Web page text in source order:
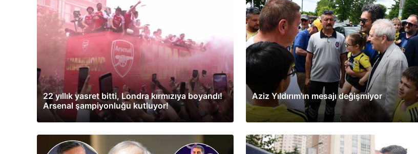
22 yıllık yasret bitti, Londra kırmızıya boyandı!
Arsenal şampiyonluğu kutluyor!
Aziz Yıldırım'ın mesajı değişmiyor